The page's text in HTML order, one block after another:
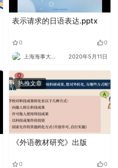
表示请求的日语表达.pptx
0 0
上海海事大学外语 2020年5月11日
热推文章
《外语教材研究》出版
0 0